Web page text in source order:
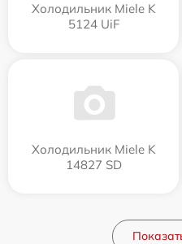
Холодильник Miele K
5124 UiF
Холодильник Miele K
14827 SD